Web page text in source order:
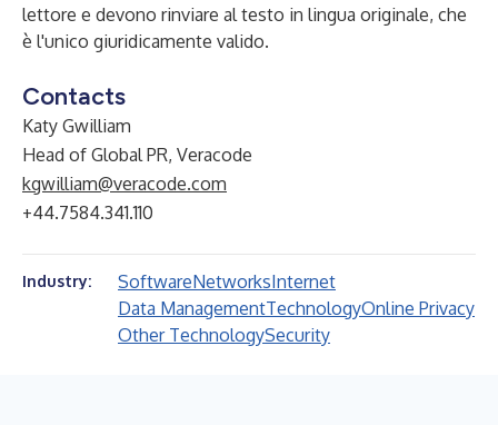
lettore e devono rinviare al testo in lingua originale, che
è l'unico giuridicamente valido.
Contacts
Katy Gwilliam
Head of Global PR, Veracode
kgwilliam@veracode.com
+44.7584.341.110
Industry: SoftwareNetworksInternet
Data ManagementTechnologyOnline Privacy
Other TechnologySecurity